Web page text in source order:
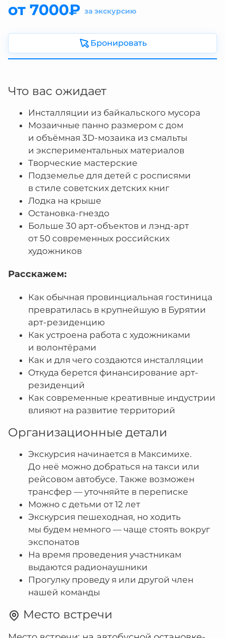
от 7000₽ за экскурсию
Бронировать
Что вас ожидает
Инсталляции из байкальского мусора
Мозаичные панно размером с дом
и объёмная 3D-мозаика из смальты
и экспериментальных материалов
Творческие мастерские
Подземелье для детей с росписями
в стиле советских детских книг
Лодка на крыше
Остановка-гнездо
Больше 30 арт-объектов и лэнд-арт
от 50 современных российских
художников
Расскажем:
Как обычная провинциальная гостиница
превратилась в крупнейшую в Бурятии
арт-резиденцию
Как устроена работа с художниками
и волонтёрами
Как и для чего создаются инсталляции
Откуда берется финансирование арт-
резиденций
Как современные креативные индустрии
влияют на развитие территорий
Организационные детали
Экскурсия начинается в Максимихе.
До неё можно добраться на такси или
рейсовом автобусе. Также возможен
трансфер — уточняйте в переписке
Можно с детьми от 12 лет
Экскурсия пешеходная, но ходить
мы будем немного — чаще стоять вокруг
экспонатов
На время проведения участникам
выдаются радионаушники
Прогулку проведу я или другой член
нашей команды
Место встречи